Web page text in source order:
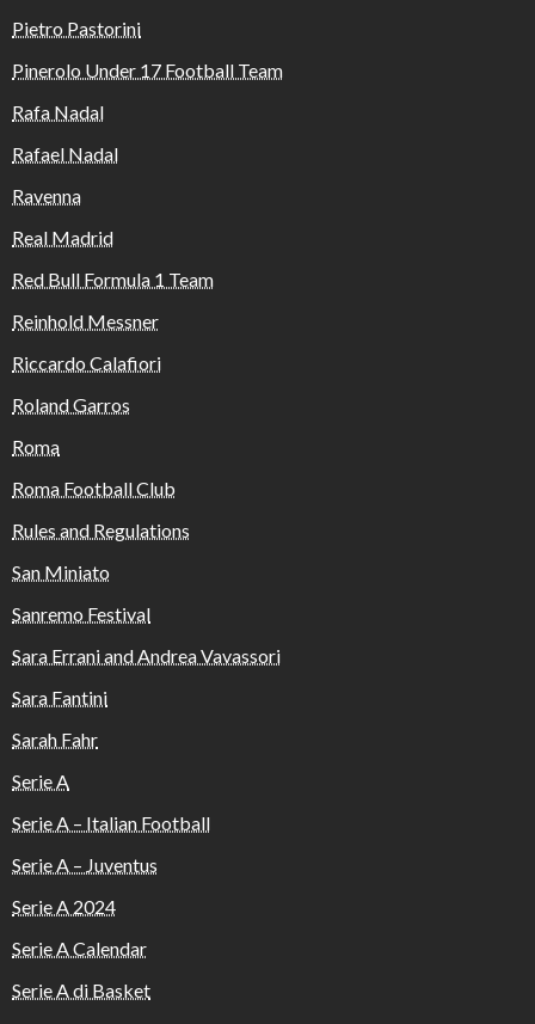
Pietro Pastorini
Pinerolo Under 17 Football Team
Rafa Nadal
Rafael Nadal
Ravenna
Real Madrid
Red Bull Formula 1 Team
Reinhold Messner
Riccardo Calafiori
Roland Garros
Roma
Roma Football Club
Rules and Regulations
San Miniato
Sanremo Festival
Sara Errani and Andrea Vavassori
Sara Fantini
Sarah Fahr
Serie A
Serie A – Italian Football
Serie A – Juventus
Serie A 2024
Serie A Calendar
Serie A di Basket